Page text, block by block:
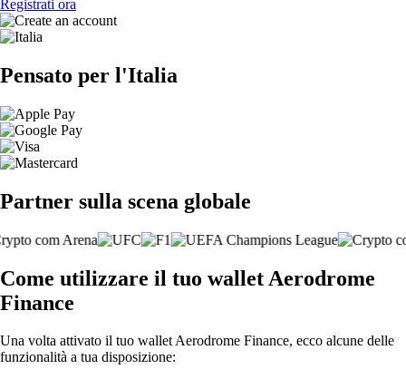
Registrati ora
Pensato per l'Italia
Partner sulla scena globale
Come utilizzare il tuo wallet Aerodrome
Finance
Una volta attivato il tuo wallet Aerodrome Finance, ecco alcune delle
funzionalità a tua disposizione: